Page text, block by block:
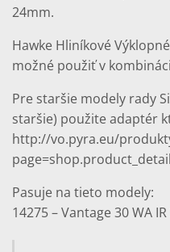
24mm.
Hawke Hliníkové
možné použiť v
Pre staršie modely rady
staršie) použite adaptér
http://vo.pyra.eu/
Pasuje na tieto modely:
14275 – Vantage 30 WA